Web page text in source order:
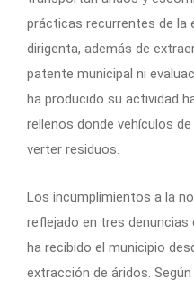
prácticas recurrentes de la
dirigenta, además de
patente municipal ni
ha producido su actividad
rellenos donde vehículos
verter residuos.
Los incumplimientos a la
reflejado en tres denuncias
ha recibido el municipio
extracción de áridos.